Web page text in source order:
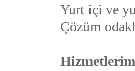
Yurt içi ve
Çözüm